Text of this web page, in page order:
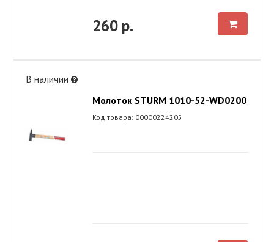
260 р.
В наличии
Молоток STURM 1010-52-WD0200
Код товара: 00000224205